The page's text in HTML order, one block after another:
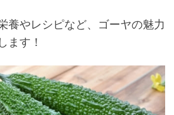
養やレシピなど、ゴーヤの魅力
ます！